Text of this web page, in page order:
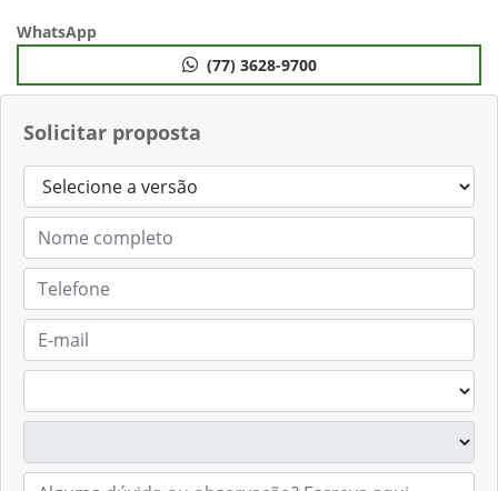
Solicitar proposta
WhatsApp
(77) 3628-9700